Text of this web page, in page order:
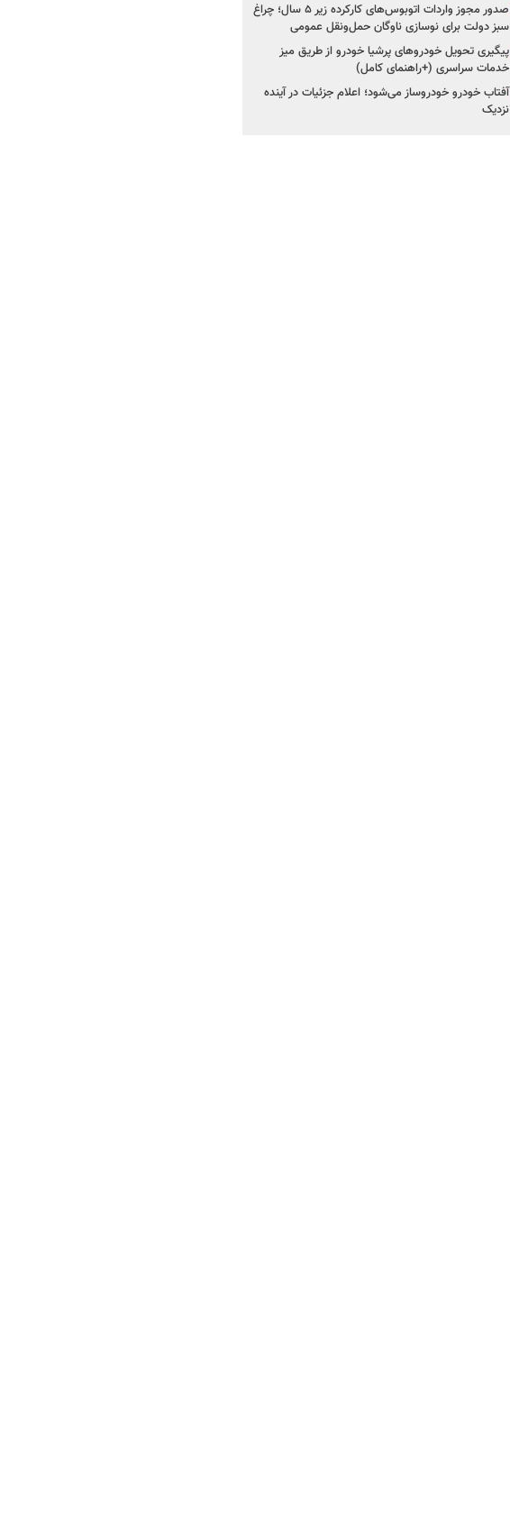
صدور مجوز واردات اتوبوس‌های کارکرده زیر ۵ سال؛ چراغ
سبز دولت برای نوسازی ناوگان حمل‌ونقل عمومی
پیگیری تحویل خودروهای پرشیا خودرو از طریق میز
خدمات سراسری (+راهنمای کامل)
آفتاب خودرو خودروساز می‌شود؛ اعلام جزئیات در آینده
نزدیک